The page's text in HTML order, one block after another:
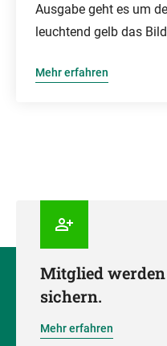
Ausgabe geht es um
leuchtend gelb das
Mehr erfahren
Mitglied
sichern.
Mehr erfahren